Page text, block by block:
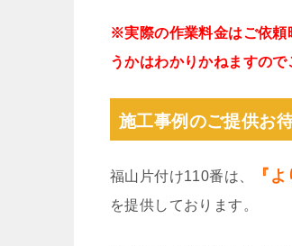
※実際の作業料金はご依頼
うかはわかりかねますので
施工事例のご提供お
福山片付け110番は、 『
を提供しております。